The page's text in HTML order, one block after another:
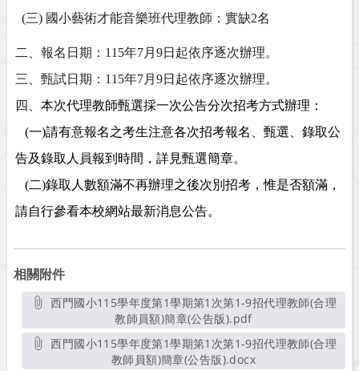
(三) 國小藝術才能音樂班代理教師：實缺2名
二、報名日期： 115年7月 9日起依序逐次辦理。
三、甄試日期： 115年7月 9日起依序逐次辦理。
四、 本次代理教師甄選採一次公告分次招考方式辦理：
(一)請有意報名之考生注意各次招考報名、甄選、錄取公
告及錄取人員報到時間，詳見甄選簡章。
(二)錄取人數額滿不再辦理之後次別招考，惟是否額滿，
請自行參看本校網站最新消息公告。
相關附件
西門國小115學年度第1學期第1次第1-9招代理教師(合理
教師員額)簡章(公告版).pdf另開新視窗
西門國小115學年度第1學期第1次第1-9招代理教師(合理
教師員額)簡章(公告版).docx另開新視窗